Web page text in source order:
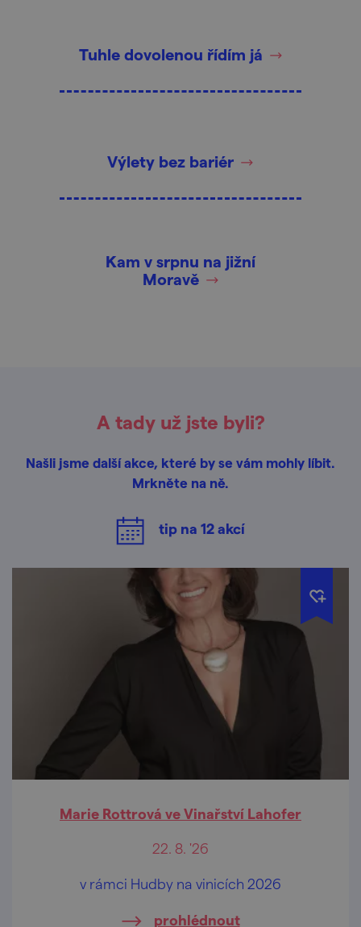
Tuhle dovolenou řídím já
Výlety bez bariér
Kam v srpnu na jižní
Moravě
A tady už jste byli?
Našli jsme další akce, které by se vám mohly líbit.
Mrkněte na ně.
tip na 12akcí
Marie Rottrová ve Vinařství Lahofer
22. 8. '26
v rámci Hudby na vinicích 2026
prohlédnout